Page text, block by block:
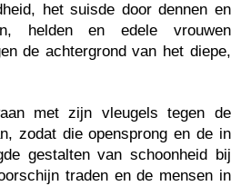
het suisde door dennen en
helden en edele vrouwen
de achtergrond van het diepe,
met zijn vleugels tegen de
zodat die opensprong en de in
gestalten van schoonheid bij
traden en de mensen in